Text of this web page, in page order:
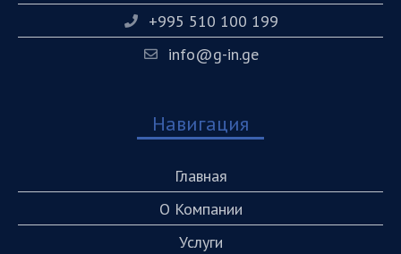
+995 510 100 199
info@g-in.ge
Навигация
Главная
О Компании
Услуги